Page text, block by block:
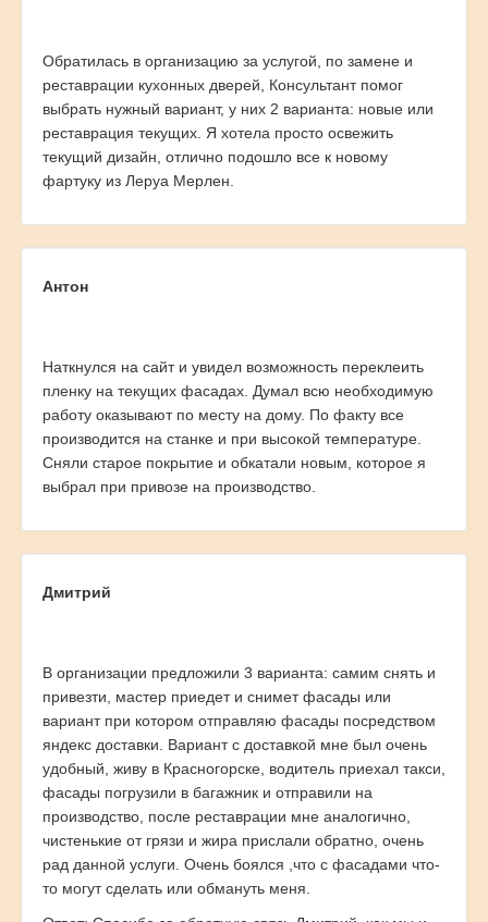
Обратилась в организацию за услугой, по замене и
реставрации кухонных дверей, Консультант помог
выбрать нужный вариант, у них 2 варианта: новые или
реставрация текущих. Я хотела просто освежить
текущий дизайн, отлично подошло все к новому
фартуку из Леруа Мерлен.
Антон
Наткнулся на сайт и увидел возможность переклеить
пленку на текущих фасадах. Думал всю необходимую
работу оказывают по месту на дому. По факту все
производится на станке и при высокой температуре.
Сняли старое покрытие и обкатали новым, которое я
выбрал при привозе на производство.
Дмитрий
В организации предложили 3 варианта: самим снять и
привезти, мастер приедет и снимет фасады или
вариант при котором отправляю фасады посредством
яндекс доставки. Вариант с доставкой мне был очень
удобный, живу в Красногорске, водитель приехал такси,
фасады погрузили в багажник и отправили на
производство, после реставрации мне аналогично,
чистенькие от грязи и жира прислали обратно, очень
рад данной услуги. Очень боялся ,что с фасадами что-
то могут сделать или обмануть меня.